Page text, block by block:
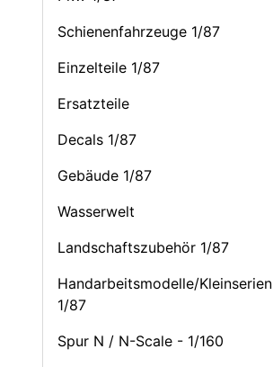
Schienenfahrzeuge 1/87
Einzelteile 1/87
Ersatzteile
Decals 1/87
Gebäude 1/87
Wasserwelt
Landschaftszubehör 1/87
Handarbeitsmodelle/Kleinserien
1/87
Spur N / N-Scale - 1/160